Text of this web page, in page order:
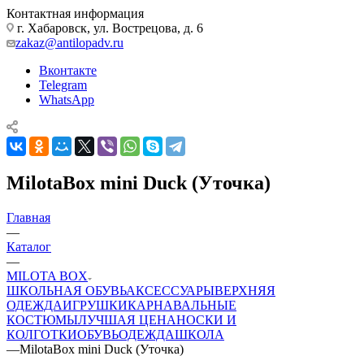
Контактная информация
г. Хабаровск, ул. Вострецова, д. 6
zakaz@antilopadv.ru
Вконтакте
Telegram
WhatsApp
MilotaBox mini Duck (Уточка)
Главная
—
Каталог
—
MILOTA BOX
ШКОЛЬНАЯ ОБУВЬАКСЕССУАРЫВЕРХНЯЯ
ОДЕЖДАИГРУШКИКАРНАВАЛЬНЫЕ
КОСТЮМЫЛУЧШАЯ ЦЕНАНОСКИ И
КОЛГОТКИОБУВЬОДЕЖДАШКОЛА
—MilotaBox mini Duck (Уточка)